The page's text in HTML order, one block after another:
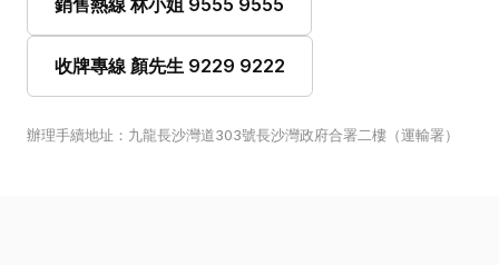
銷售熱線 林小姐 9555 9555
收牌專線 顏先生 9229 9222
辦理手續地址：九龍長沙灣道303號長沙灣政府合署二樓（運輸署）